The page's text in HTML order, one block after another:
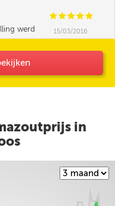
CCCCC
werd
niet
15/03/2016
in